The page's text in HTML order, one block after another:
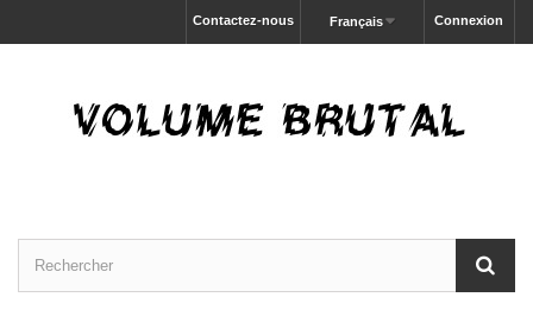
Connexion
Français
Contactez-nous